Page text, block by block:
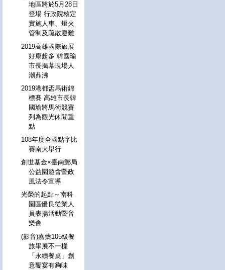
地區將於5月28日
登場 行政院核定
實施人車、燈火
管制及疏散避難
2019高雄國際旅展
好康超多 韓國瑜
市長揭幕現場人
潮鼎沸
2019港都盃馬術錦
標賽 高雄市長韓
國瑜將馬術競賽
列為觀光休閒重
點
108年度全國點字比
賽南大舉行
創世基金×臺南郵局
公益園遊會暨政
風法令宣導
光榮的起點～南科
園區優良從業人
員表揚活動暨音
樂會
(影音)嘉藥105級餐
旅畢展不一樣
「永續餐桌」創
意饗宴有夠味